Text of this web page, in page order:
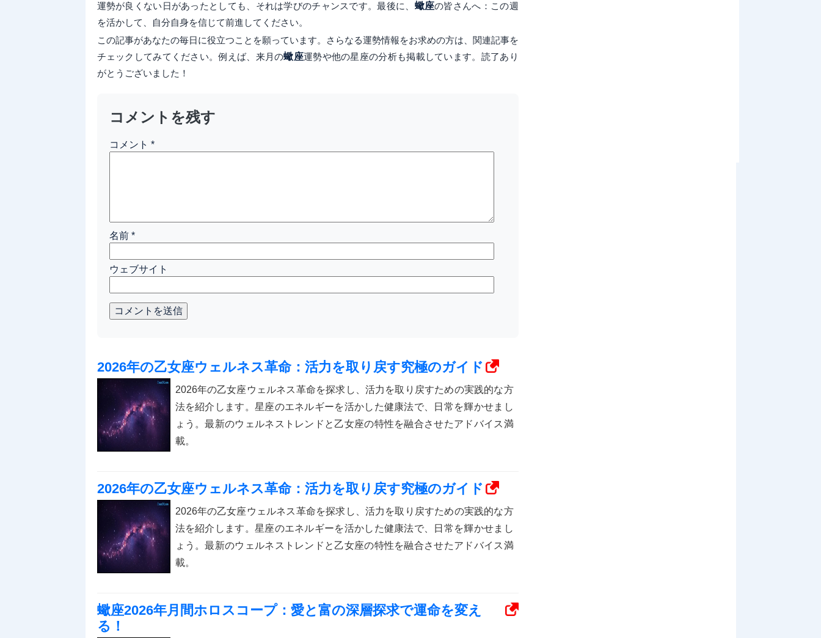
運勢が良くない日があったとしても、それは学びのチャンスです。最後に、 蠍座の皆さんへ：この週
を活かして、自分自身を信じて前進してください。
この記事があなたの毎日に役立つことを願っています。さらなる運勢情報をお求めの方は、関連記事を
チェックしてみてください。例えば、来月の蠍座運勢や他の星座の分析も掲載しています。読了あり
がとうございました！
コメントを残す
コメント *
名前 *
ウェブサイト
コメントを送信
2026年の乙女座ウェルネス革命：活力を取り戻す究極のガイド
2026年の乙女座ウェルネス革命を探求し、活力を取り戻すための実践的な方
法を紹介します。星座のエネルギーを活かした健康法で、日常を輝かせまし
ょう。最新のウェルネストレンドと乙女座の特性を融合させたアドバイス満
載。
2026年の乙女座ウェルネス革命：活力を取り戻す究極のガイド
2026年の乙女座ウェルネス革命を探求し、活力を取り戻すための実践的な方
法を紹介します。星座のエネルギーを活かした健康法で、日常を輝かせまし
ょう。最新のウェルネストレンドと乙女座の特性を融合させたアドバイス満
載。
蠍座2026年月間ホロスコープ：愛と富の深層探求で運命を変え
る！